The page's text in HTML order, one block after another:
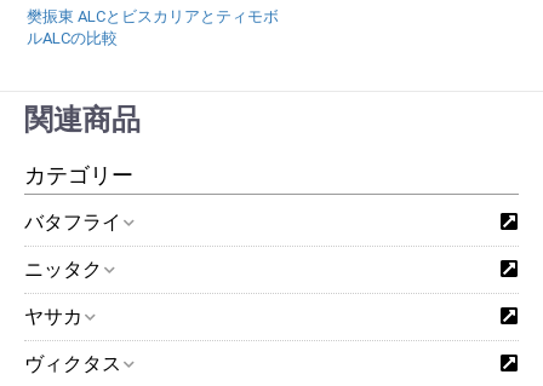
カテゴリー
バタフライ
ニッタク
ヤサカ
ヴィクタス
樊振東 ALCとビスカリアとティモボ
ルALCの比較
関連商品